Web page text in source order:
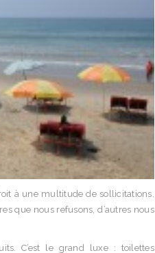
à une multitude de sollicitations.
que nous refusons, d’autres nous
C’est le grand luxe : toilettes